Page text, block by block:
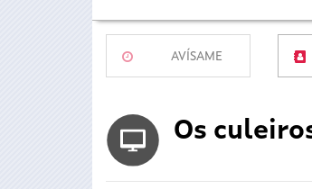
AVÍSAME
Os